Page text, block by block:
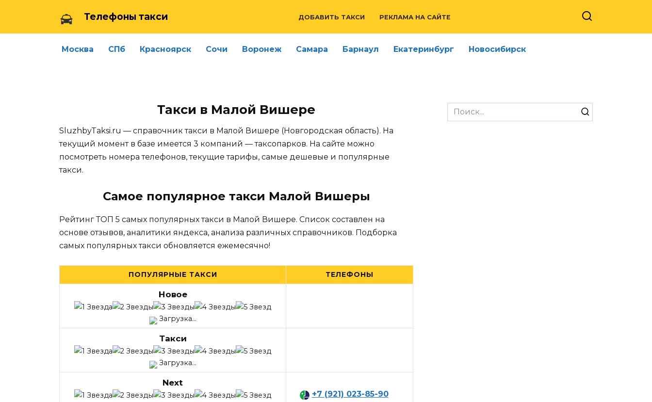
Телефоны такси ДОБАВИТЬ ТАКСИ РЕКЛАМА НА САЙТЕ
Москва СПб Красноярск Сочи Воронеж Самара Барнаул Екатеринбург Новосибирск
Такси в Малой Вишере
SluzhbyTaksi.ru — справочник такси в Малой Вишере (Новгородская область). На
текущий момент в базе имеется 3 компаний — таксопарков. На сайте можно
посмотреть номера телефонов, текущие тарифы, самые дешевые и популярные
такси.
Самое популярное такси Малой Вишеры
Рейтинг ТОП 5 самых популярных такси в Малой Вишере. Список составлен на
основе отзывов, аналитики яндекса, анализа различных справочников. Подборка
самых популярных такси обновляется ежемесячно!
ПОПУЛЯРНЫЕ ТАКСИ ТЕЛЕФОНЫ
Новое
Загрузка...
Такси
Загрузка...
Next
+7 (921) 023-85-90
Search
for: